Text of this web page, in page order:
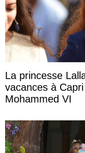
La princesse
vacances à
Mohammed VI